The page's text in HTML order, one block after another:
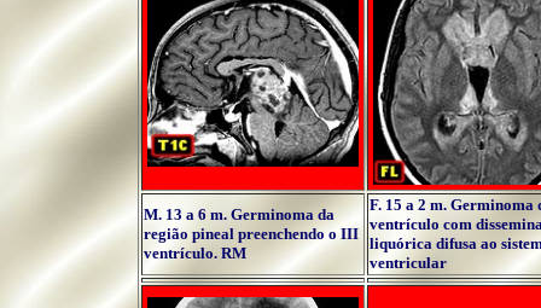
M. 13 a 6 m. Germinoma da
região pineal preenchendo o III
ventrículo. RM
F. 15 a 2 m. Germinoma
ventrículo com
liquórica difusa ao
ventricular